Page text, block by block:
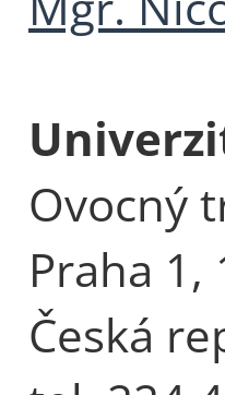
Ovocný
Praha 1,
Česká